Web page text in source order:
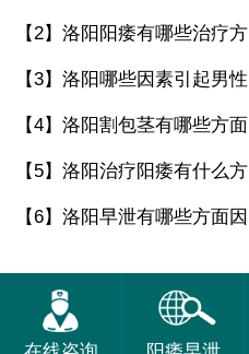
【2】 洛阳阳痿有哪些治疗方
【3】 洛阳哪些因素引起男性
【4】 洛阳割包茎有哪些方面
【5】 洛阳治疗阳痿有什么方
【6】 洛阳早泄有哪些方面因